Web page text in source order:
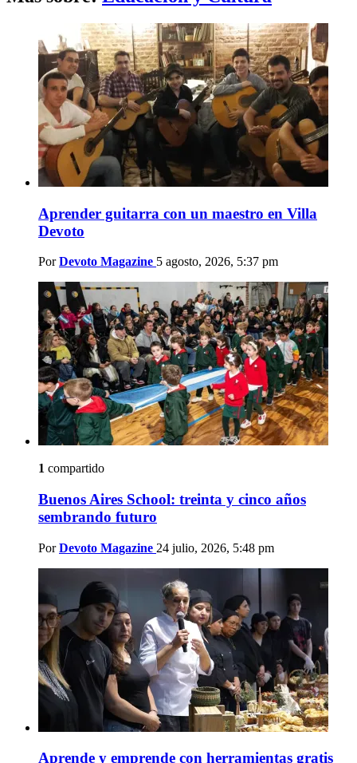
Aprender guitarra con un maestro en Villa
Devoto
Por Devoto Magazine 5 agosto, 2026, 5:37 pm
1 compartido
Buenos Aires School: treinta y cinco años
sembrando futuro
Por Devoto Magazine 24 julio, 2026, 5:48 pm
Aprende y emprende con herramientas gratis